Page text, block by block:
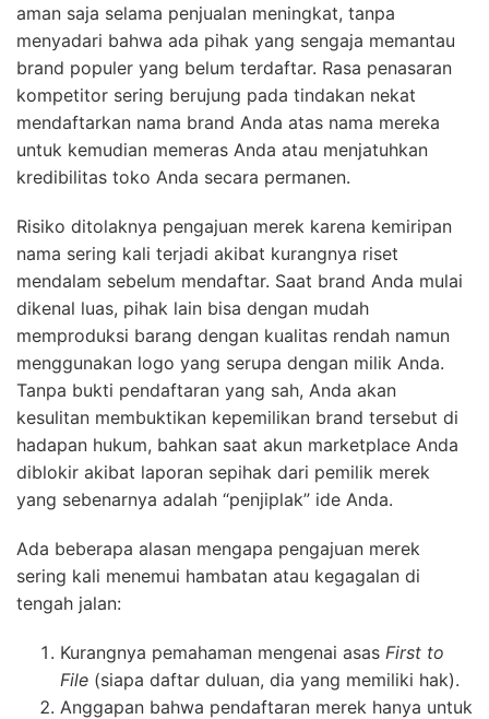
aman saja selama penjualan meningkat, tanpa
menyadari bahwa ada pihak yang sengaja memantau
brand populer yang belum terdaftar. Rasa penasaran
kompetitor sering berujung pada tindakan nekat
mendaftarkan nama brand Anda atas nama mereka
untuk kemudian memeras Anda atau menjatuhkan
kredibilitas toko Anda secara permanen.
Risiko ditolaknya pengajuan merek karena kemiripan
nama sering kali terjadi akibat kurangnya riset
mendalam sebelum mendaftar. Saat brand Anda mulai
dikenal luas, pihak lain bisa dengan mudah
memproduksi barang dengan kualitas rendah namun
menggunakan logo yang serupa dengan milik Anda.
Tanpa bukti pendaftaran yang sah, Anda akan
kesulitan membuktikan kepemilikan brand tersebut di
hadapan hukum, bahkan saat akun marketplace Anda
diblokir akibat laporan sepihak dari pemilik merek
yang sebenarnya adalah “penjiplak” ide Anda.
Ada beberapa alasan mengapa pengajuan merek
sering kali menemui hambatan atau kegagalan di
tengah jalan:
Kurangnya pemahaman mengenai asas First to
File (siapa daftar duluan, dia yang memiliki hak).
Anggapan bahwa pendaftaran merek hanya untuk